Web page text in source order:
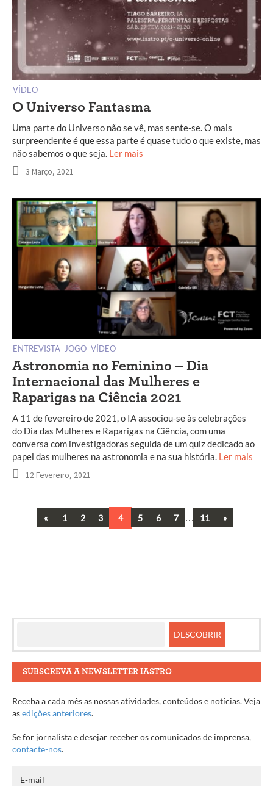
VÍDEO
O Universo Fantasma
Uma parte do Universo não se vê, mas sente-se. O mais
surpreendente é que essa parte é quase tudo o que existe, mas
não sabemos o que seja. Ler mais
3 Março, 2021
ENTREVISTA JOGO VÍDEO
Astronomia no Feminino – Dia
Internacional das Mulheres e
Raparigas na Ciência 2021
A 11 de fevereiro de 2021, o IA associou-se às celebrações
do Dia das Mulheres e Raparigas na Ciência, com uma
conversa com investigadoras seguida de um quiz dedicado ao
papel das mulheres na astronomia e na sua história. Ler mais
12 Fevereiro, 2021
Navegação
« Previous
1 2 3 4 5 6 7 … 11 Next
»
SUBSCREVA A NEWSLETTER IASTRO
Receba a cada mês as nossas atividades, conteúdos e notícias. Veja
asedições anteriores.
Se for jornalista e desejar receber os comunicados de imprensa,
contacte-nos.
E-mail